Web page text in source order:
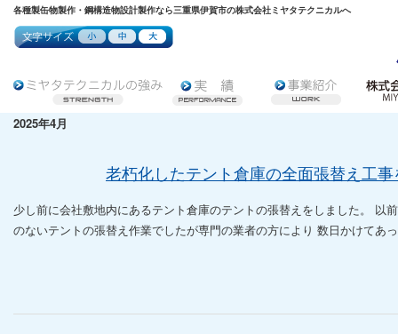
各種製缶物製作・鋼構造物設計製作なら三重県伊賀市の株式会社ミヤタテクニカルへ
2025年4月
老朽化したテント倉庫の全面張替え工
少し前に会社敷地内にあるテント倉庫のテントの張替えをしました。
のないテントの張替え作業でしたが専門の業者の方により 数日かけてあ